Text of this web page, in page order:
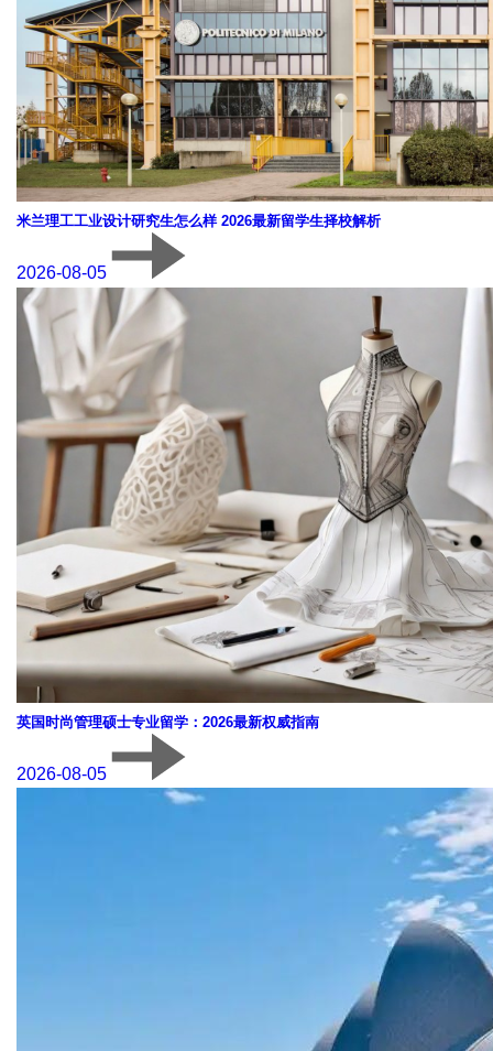
米兰理工工业设计研究生怎么样 2026最新留学生择校解析
2026-08-05
英国时尚管理硕士专业留学：2026最新权威指南
2026-08-05